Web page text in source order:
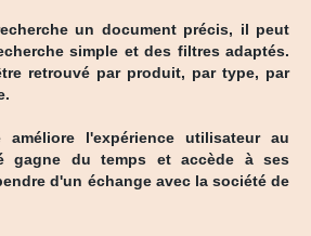
un document précis, il peut
simple et des filtres adaptés.
retrouvé par produit, par type, par
améliore l'expérience utilisateur au
gagne du temps et accède à ses
d'un échange avec la société de